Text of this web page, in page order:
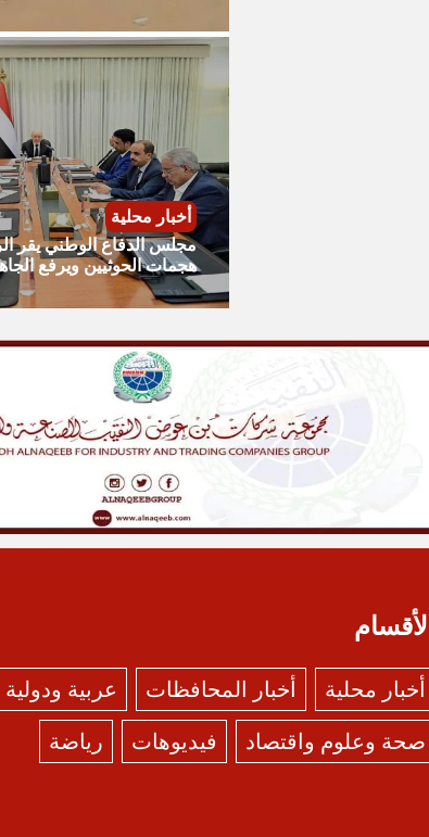
أخبار محلية
مجلس الدفاع الوطني يقر
هجمات الحوثيين ويرفع
الأقسام
أخبار محلية أخبار المحافظات عربية ودولية
صحة وعلوم واقتصاد
فيديوهات رياضة